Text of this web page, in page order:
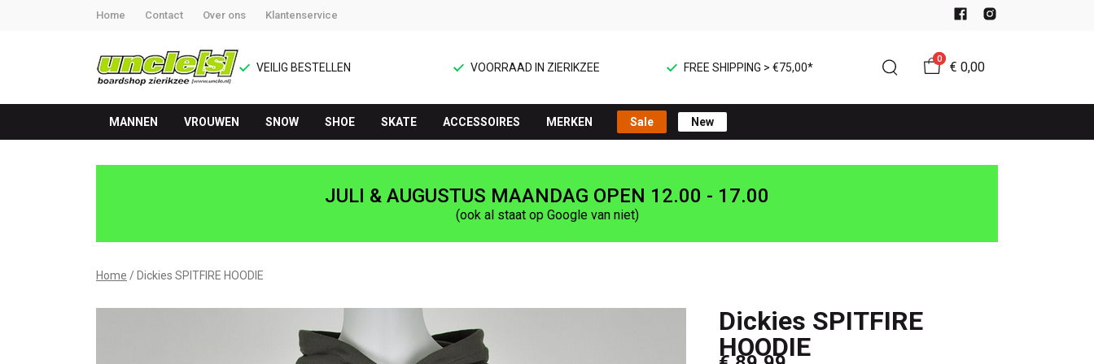
Home Contact Over ons Klantenservice
VEILIG BESTELLEN VOORRAAD IN ZIERIKZEE FREE SHIPPING > €75,00*
0
€ 0,00
MANNEN VROUWEN SNOW SHOE SKATE ACCESSOIRES MERKEN Sale New
Dickies
HOODIE
UNCLE[S]
JULI & AUGUSTUS MAANDAG OPEN 12.00 - 17.00
(ook al staat op Google van niet)
Home Dickies SPITFIRE HOODIE
Dickies SPITFIRE
HOODIE